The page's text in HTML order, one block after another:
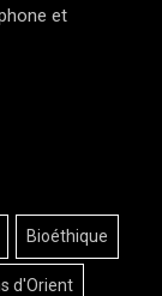
et
Bioéthique
d'Orient